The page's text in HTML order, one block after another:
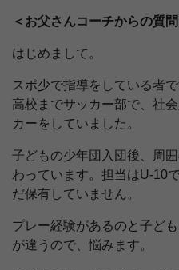
＜お父さんコーチからの質問
はじめまして。
スポ少で指導をしている者
高校までサッカー部で、社
カーをしていました。
子どもの少年団入団後、周
わっています。担当はU-10
だ保有していません。
プレー経験があるのと子ど
が違うので、悩みます。